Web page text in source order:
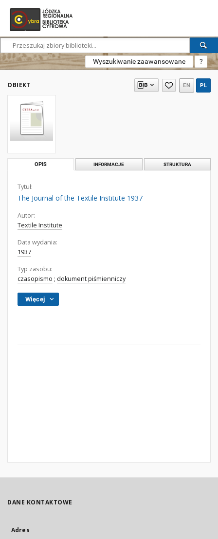
Wyszukiwanie zaawansowane ?
OBIEKT EN PL
OPIS INFORMACJE STRUKTURA
Tytuł:
The Journal of the Textile Institute 1937
Autor:
Textile Institute
Data wydania:
1937
Typ zasobu:
czasopismo ; dokument piśmienniczy
Więcej
DANE KONTAKTOWE
Adres